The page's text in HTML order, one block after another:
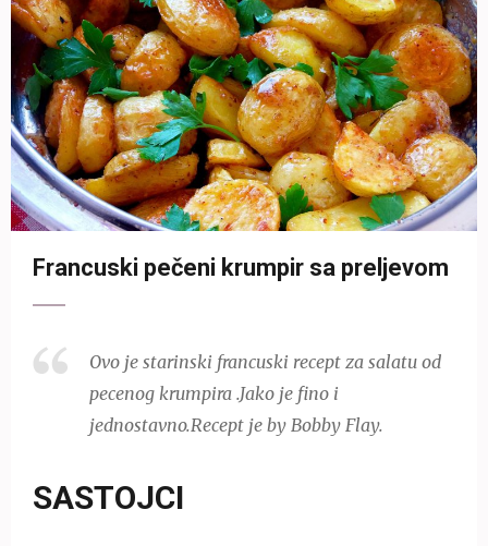
Francuski pečeni krumpir sa preljevom
Ovo je starinski francuski recept za salatu od
pecenog krumpira .Jako je fino i
jednostavno.Recept je by Bobby Flay.
SASTOJCI